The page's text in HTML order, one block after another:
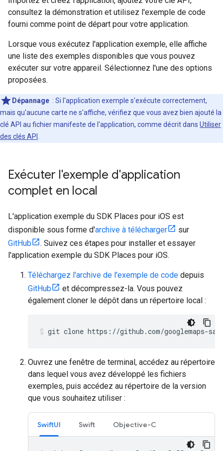
consultez la démonstration et utilisez l'exemple de code
fourni comme point de départ pour votre application.
Lorsque vous exécutez l'application exemple, elle affiche
une liste des exemples disponibles que vous pouvez
exécuter sur votre appareil. Sélectionnez l'une des options
proposées.
Dépannage : Si l'application exemple s'exécute correctement,
mais qu'aucune carte ne s'affiche, vérifiez que vous avez bien ajouté la
clé API au fichier manifeste de l'application, comme décrit dans Utiliser
des clés API
Exécuter l'exemple d'application
complet en local
L'application exemple du SDK Places pour iOS est
disponible sous forme d'archive à télécharger
sur
GitHub
. Suivez ces étapes pour installer et essayer
l'application exemple du SDK Places pour iOS.
Téléchargez l'archive de l'exemple de code depuis
GitHub
et décompressez-la. Vous pouvez
également cloner le dépôt dans un répertoire local :
git clone https://github.com/googlemaps-
Ouvrez une fenêtre de terminal, accédez au répertoire
dans lequel vous avez développé les fichiers
exemples, puis accédez au répertoire de la version
que vous souhaitez utiliser :
SwiftUI Swift Objective-C